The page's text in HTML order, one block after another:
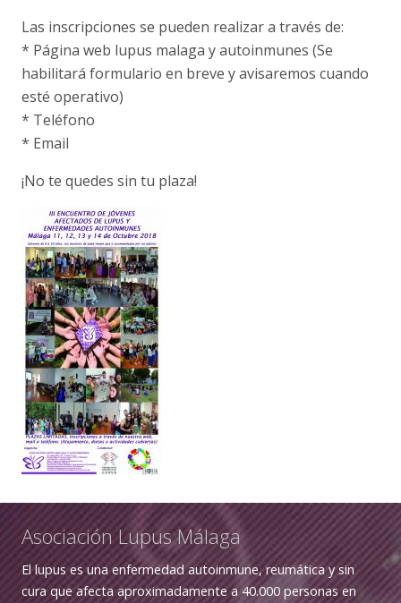
Las inscripciones se pueden realizar a través de:
* Página web lupus malaga y autoinmunes (Se
habilitará formulario en breve y avisaremos cuando
esté operativo)
* Teléfono
* Email
¡No te quedes sin tu plaza!
Asociación Lupus Málaga
El lupus es una enfermedad autoinmune, reumática y sin
cura que afecta aproximadamente a 40.000 personas en